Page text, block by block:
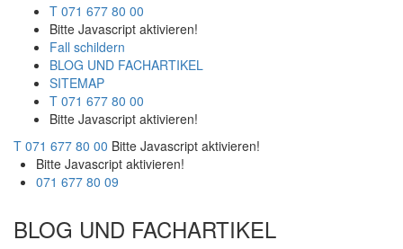
T 071 677 80 00
Bitte Javascript aktivieren!
Fall schildern
BLOG UND FACHARTIKEL
SITEMAP
T 071 677 80 00
Bitte Javascript aktivieren!
T 071 677 80 00 Bitte Javascript aktivieren!
Bitte Javascript aktivieren!
071 677 80 09
BLOG UND FACHARTIKEL